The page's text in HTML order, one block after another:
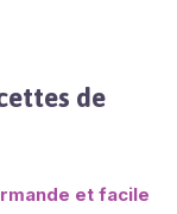
de
et facile